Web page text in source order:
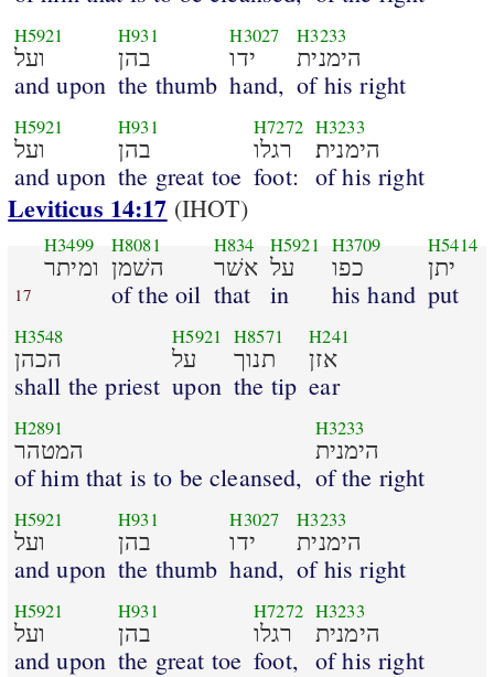
H5921
ועל
and upon
H931
בהן
the thumb
H3027
ידו
hand,
H3233
הימנית
of his right
H5921
ועל
and upon
H931
בהן
the great toe
H7272
רגלו
foot:
H3233
הימנית׃
of his right
Leviticus 14:17 (IHOT)
17
H3499
ומיתר
H8081
השׁמן
of the oil
H834
אשׁר
that
H5921
על
in
H3709
כפו
his hand
H5414
יתן
put
H3548
הכהן
shall the priest
H5921
על
upon
H8571
תנוך
the tip
H241
אזן
ear
H2891
המטהר
of him that is to be cleansed,
H3233
הימנית
of the right
H5921
ועל
and upon
H931
בהן
the thumb
H3027
ידו
hand,
H3233
הימנית
of his right
H5921
ועל
and upon
H931
בהן
the great toe
H7272
רגלו
foot,
H3233
הימנית
of his right